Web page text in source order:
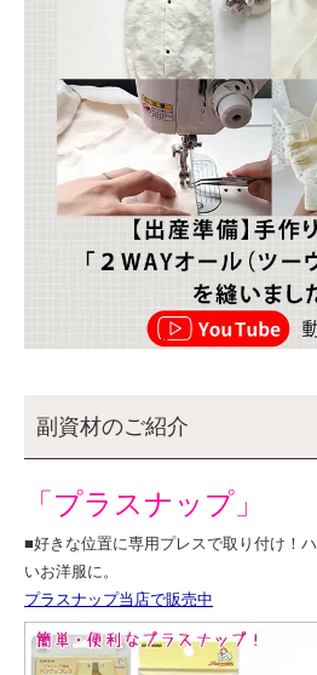
副資材のご紹介
「プラスナップ」
■好きな位置に専用プレスで取り付け！
いお洋服に。
プラスナップ当店で販売中